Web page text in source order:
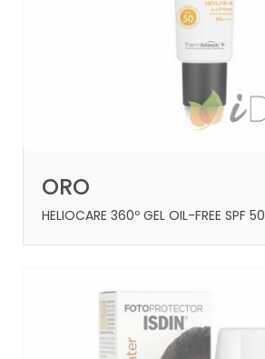
ORO
HELIOCARE 360º GEL OIL-FREE SPF 50